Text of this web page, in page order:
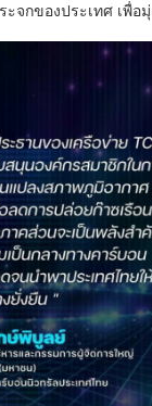
จกของประเทศ เพื่อ